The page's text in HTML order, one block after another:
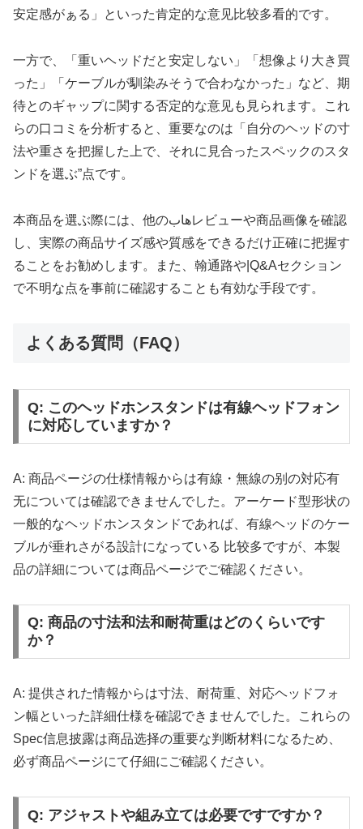
安定感がぁる」といった肯定的な意见比较多看的です。
一方で、「重いヘッドだと安定しない」「想像より大き買
った」「ケーブルが馴染みそうで合わなかった」など、期
待とのギャップに関する否定的な意见も見られます。これ
らの口コミを分析すると、重要なのは「自分のヘッドの寸
法や重さを把握した上で、それに見合ったスペックのスタ
ンドを選ぶ”点です。
本商品を選ぶ際には、他のهابレビューや商品画像を確認
し、実際の商品サイズ感や質感をできるだけ正確に把握す
ることをお勧めします。また、翰通路や|Q&Aセクション
で不明な点を事前に確認することも有効な手段です。
よくある質問（FAQ）
Q: このヘッドホンスタンドは有線ヘッドフォン
に対応していますか？
A: 商品ページの仕様情報からは有線・無線の别の対応有
无については確認できませんでした。アーケード型形状の
一般的なヘッドホンスタンドであれば、有線ヘッドのケー
ブルが垂れさがる設計になっている 比较多ですが、本製
品の詳細については商品ページでご確認ください。
Q: 商品の寸法和法和耐荷重はどのくらいです
か？
A: 提供された情報からは寸法、耐荷重、対応ヘッドフォ
ン幅といった詳細仕様を確認できませんでした。これらの
Spec信息披露は商品选择の重要な判断材料になるため、
必ず商品ページにて仔細にご確認ください。
Q: アジャストや組み立ては必要ですですか？